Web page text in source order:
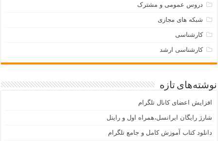
دروس عمومی و مشترک
شبکه های مجازی
کارشناسی
کارشناسی ارشد
نوشته‌های تازه
افزایش اعضای کانال تلگرام
شارژ رایگان ایرانسل،همراه اول و رایتل
دانلود کتاب آموزش کامل و جامع تلگرام